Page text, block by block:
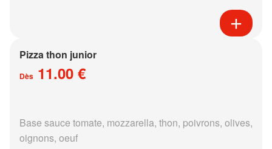
Pizza thon junior
Dès 11.00 €
Base sauce tomate, mozzarella, thon, poivrons, olives,
oignons, oeuf